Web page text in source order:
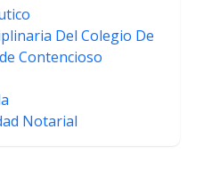
Del Colegio De
Contencioso
Notarial